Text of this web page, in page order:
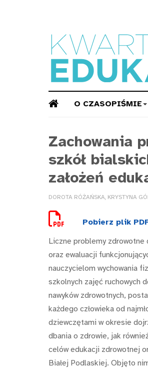
O CZASOPIŚMIE
Zachowania
szkół
założeń
DOROTA RÓŻAŃSKA, KRYSTYNA
Pobierz plik
Liczne problemy zdrowotne
oraz ewaluacji
nauczycielom wychowania
szkolnych zajęć ruchowych
nawyków zdrowotnych,
każdego człowieka od
dziewczętami w okresie
dbania o zdrowie, jak
celów edukacji zdrowotnej
Białej Podlaskiej. Objęto